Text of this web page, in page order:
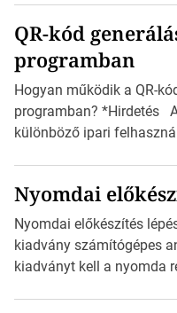
mutatja az A4-es
észak-amerikai boríték
vonatkozik. Boríték
QR-kód
programban
Hogyan működik a QR-
programban? *Hirdetés
különböző ipari
okostelefonjára telepíthet
alkalmazást, ami
információt és átirányítja
weblapjára. A QR-kód
Nyomdai
Nyomdai előkészítés
kiadvány számítógépes
kiadványt kell a nyomda